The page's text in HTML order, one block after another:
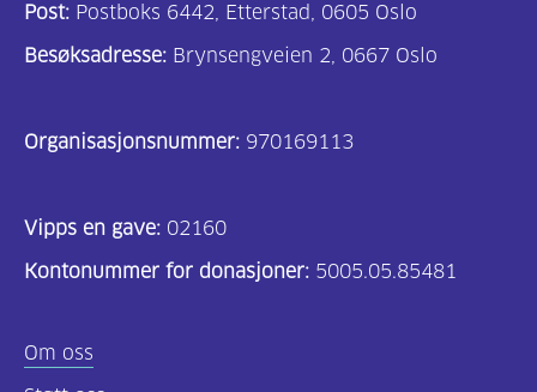
(195)
helsepersonell
(157)
innhold
Post: Postboks 6442, Etterstad, 0605 Oslo
Besøksadresse: Brynsengveien 2, 0667 Oslo
Organisasjonsnummer: 970169113
Vipps en gave: 02160
Kontonummer for donasjoner: 5005.05.85481
Om oss